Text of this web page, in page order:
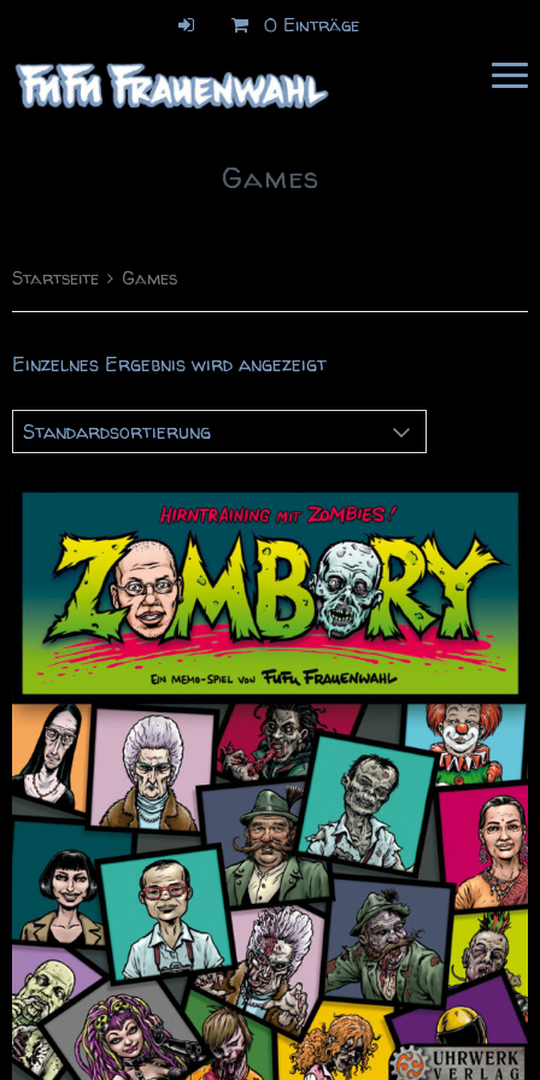
0 Einträge
Games
Startseite Games
Einzelnes Ergebnis wird angezeigt